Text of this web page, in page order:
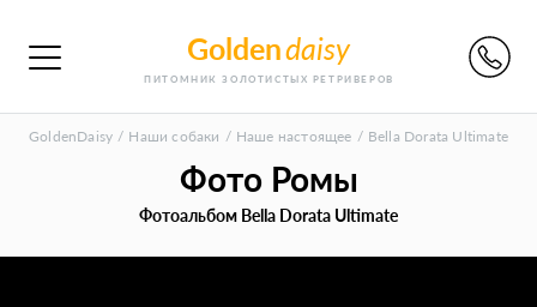
ПИТОМНИК ЗОЛОТИСТЫХ РЕТРИВЕРОВ
Goldendaisy
GoldenDaisy Наши собаки Наше настоящее Bella Dorata Ultimate
Фото Ромы
Фотоальбом Bella Dorata Ultimate